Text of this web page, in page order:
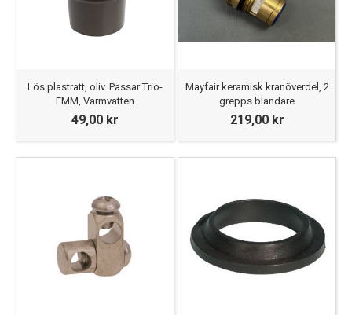
Lös plastratt, oliv. Passar Trio-
FMM, Varmvatten
49,00 kr
Mayfair keramisk kranöverdel, 2
grepps blandare
219,00 kr